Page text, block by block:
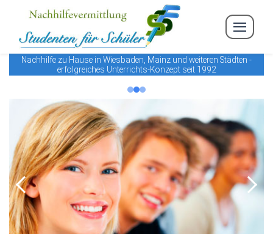
Nachhilfe zu Hause in Wiesbaden, Mainz und weiteren Städten -
erfolgreiches Unterrichts-Konzept seit 1992
Previous Next